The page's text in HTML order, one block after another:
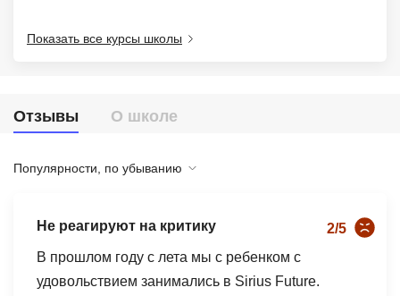
Показать все курсы школы
Отзывы О школе
Популярности, по убыванию
Не реагируют на критику
2/5
В прошлом году с лета мы с ребенком с
удовольствием занимались в Sirius Future.
ДПО
Акции и промокоды